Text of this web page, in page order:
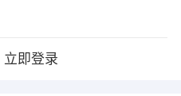
立即登录